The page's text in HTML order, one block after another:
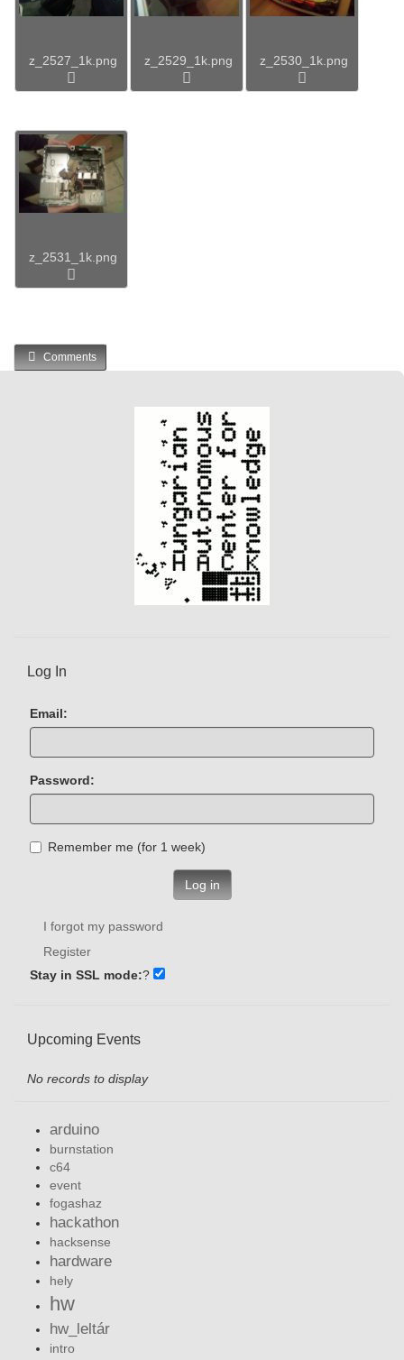
z_2527_1k.png z_2529_1k.png z_2530_1k.png
z_2531_1k.png
Comments
Log In
Email:
Password:
Remember me (for 1 week)
Log in
I forgot my password
Register
Stay in SSL mode:?
Upcoming Events
No records to display
arduino
burnstation
c64
event
fogashaz
hackathon
hacksense
hardware
hely
hw
hw_leltár
intro